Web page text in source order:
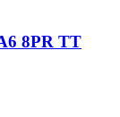
8PR TT